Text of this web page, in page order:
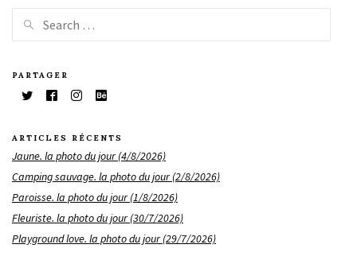
PARTAGER
ARTICLES RÉCENTS
Jaune. la photo du jour (4/8/2026)
Camping sauvage. la photo du jour (2/8/2026)
Paroisse. la photo du jour (1/8/2026)
Fleuriste. la photo du jour (30/7/2026)
Playground love. la photo du jour (29/7/2026)